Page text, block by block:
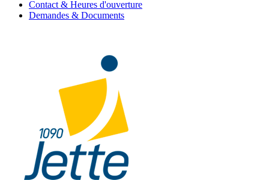
Contact & Heures d'ouverture
Demandes & Documents